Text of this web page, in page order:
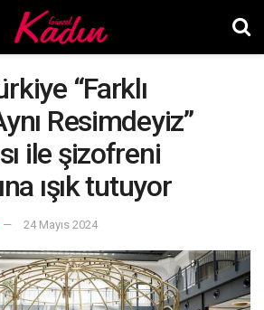
“Farklı
Resimdeyiz”
ile şizofreni
ışık tutuyor
24 Mayıs 2024